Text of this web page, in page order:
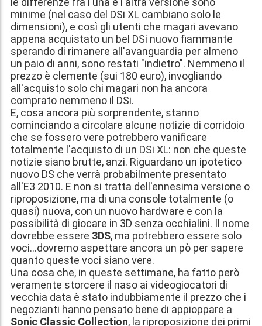
minime (nel caso del DSi XL cambiano solo le
dimensioni), e così gli utenti che magari avevano
appena acquistato un bel DSi nuovo fiammante
sperando di rimanere all'avanguardia per almeno
un paio di anni, sono restati "indietro". Nemmeno il
prezzo è clemente (sui 180 euro), invogliando
all'acquisto solo chi magari non ha ancora
comprato nemmeno il DSi.
E, cosa ancora più sorprendente, stanno
cominciando a circolare alcune notizie di corridoio
che se fossero vere potrebbero vanificare
totalmente l'acquisto di un DSi XL: non che queste
notizie siano brutte, anzi. Riguardano un ipotetico
nuovo DS che verrà probabilmente presentato
all'E3 2010. E non si tratta dell'ennesima versione o
riproposizione, ma di una console totalmente (o
quasi) nuova, con un nuovo hardware e con la
possibilità di giocare in 3D senza occhialini. Il nome
dovrebbe essere 3DS, ma potrebbero essere solo
voci...dovremo aspettare ancora un pò per sapere
quanto queste voci siano vere.
Una cosa che, in queste settimane, ha fatto però
veramente storcere il naso ai videogiocatori di
vecchia data è stato indubbiamente il prezzo che i
negozianti hanno pensato bene di appioppare a
Sonic Classic Collection, la riproposizione dei primi